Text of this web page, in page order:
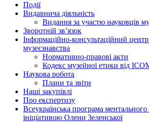
Події
Видавнича діяльність
Видання за участю науковців
Зворотній зв’язок
Інформаційно-консультаційний
музеєзнавства
Нормативно-правові акти
Кодекс музейної етики від
Наукова робота
Плани та звіти
Наші закупівлі
Про експертизу
Всеукраїнська програма ментального
ініціативою Олени Зеленської